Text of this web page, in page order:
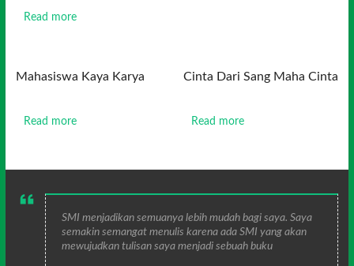
Read more
Mahasiswa Kaya Karya
Read more
Cinta Dari Sang Maha Cinta
Read more
SMI menjadikan semuanya lebih mudah bagi saya. Saya
semakin semangat menulis karena ada SMI yang akan
mewujudkan tulisan saya menjadi sebuah buku